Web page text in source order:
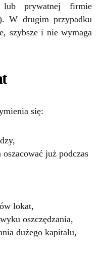
prywatnej firmie
W drugim przypadku
szybsze i nie wymaga
się:
już podczas
lokat,
oszczędzania,
dużego kapitału,